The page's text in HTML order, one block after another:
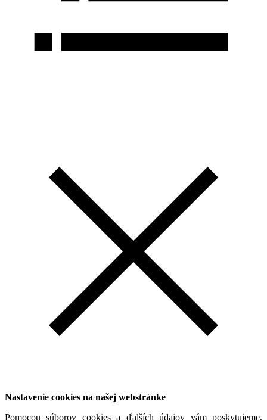
Nastavenie cookies na našej webstránke
Pomocou súborov cookies a ďalších údajov vám poskytujeme,